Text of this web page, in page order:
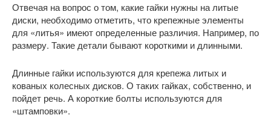
Отвечая на вопрос о том, какие гайки нужны на литые
диски, необходимо отметить, что крепежные элементы
для «литья» имеют определенные различия. Например, по
размеру. Такие детали бывают короткими и длинными.
Длинные гайки используются для крепежа литых и
кованых колесных дисков. О таких гайках, собственно, и
пойдет речь. А короткие болты используются для
«штамповки».